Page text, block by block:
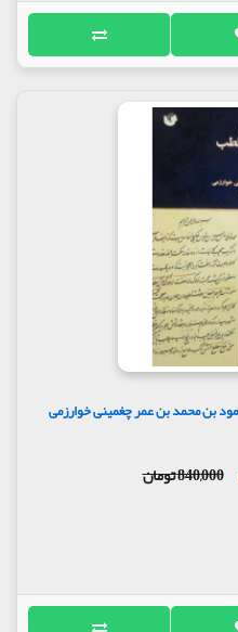
بن محمد بن عمر چغمینی خوارزمی
840,000 تومان